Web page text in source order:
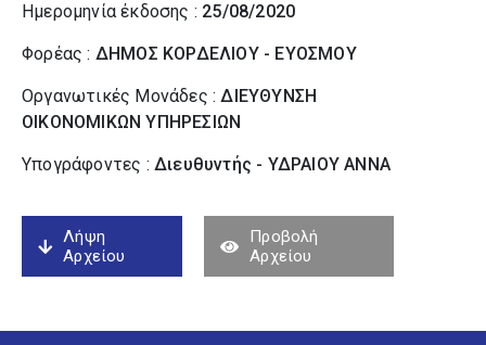
Ημερομηνία έκδοσης : 25/08/2020
Φορέας : ΔΗΜΟΣ ΚΟΡΔΕΛΙΟΥ - ΕΥΟΣΜΟΥ
Οργανωτικές Μονάδες :ΔΙΕΥΘΥΝΣΗ
ΟΙΚΟΝΟΜΙΚΩΝ ΥΠΗΡΕΣΙΩΝ
Υπογράφοντες : Διευθυντής - ΥΔΡΑΙΟΥ ΑΝΝΑ
Λήψη
Αρχείου
Προβολή
Αρχείου